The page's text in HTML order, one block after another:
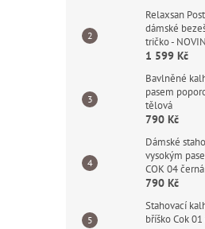
Relaxsan
dámské
tričko -
1 599 Kč
Bavlněné
pasem
tělová
790 Kč
Dámské
vysokým
COK 04 černá
790 Kč
Stahovací
bříško Cok